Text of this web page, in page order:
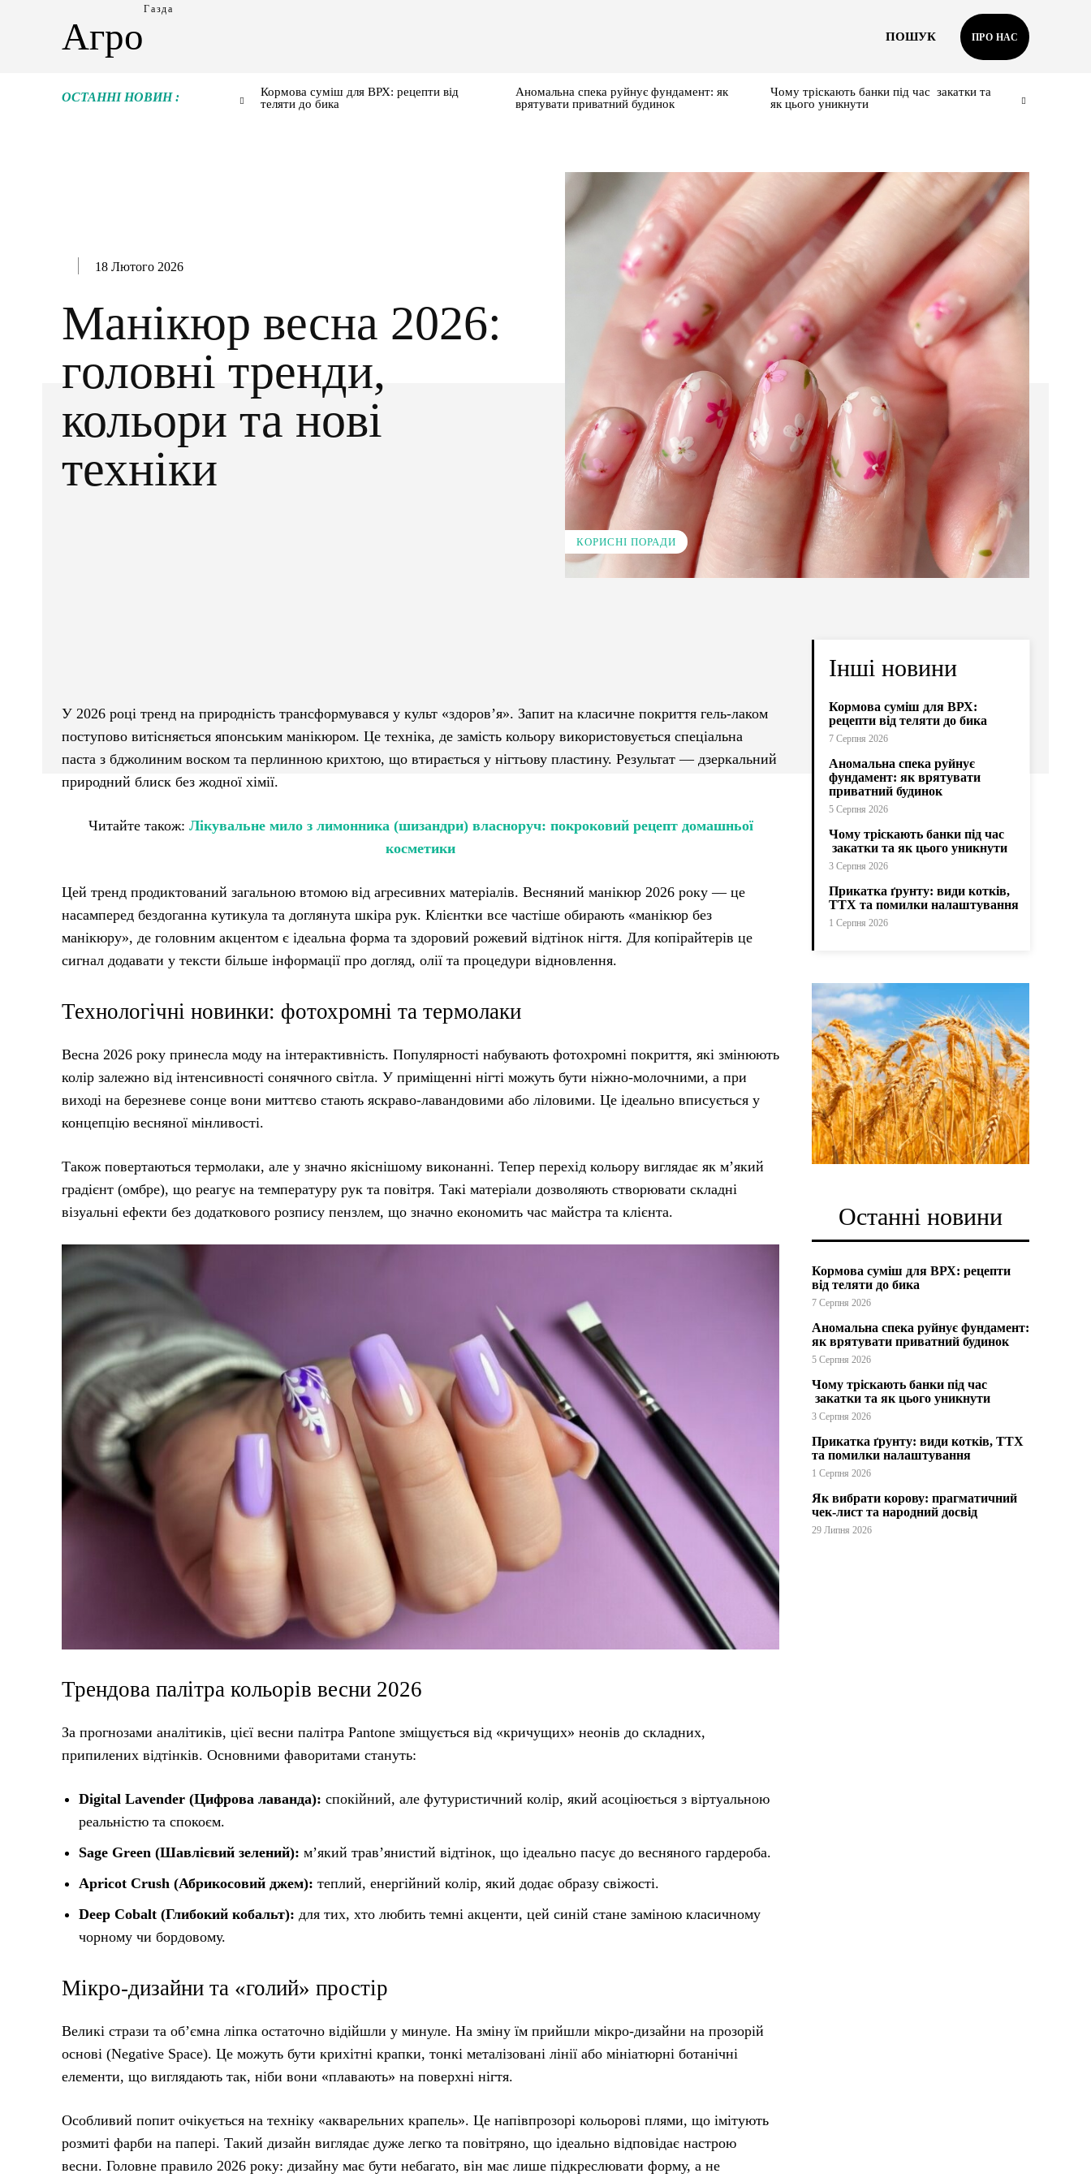
Агро
Газда
ПОШУК ПРО НАС
ОСТАННІ НОВИН :
Кормова суміш для ВРХ: рецепти від
теляти до бика
Аномальна спека руйнує фундамент: як
врятувати приватний будинок
Чому тріскають банки під час закатки та
як цього уникнути
18 Лютого 2026
Манікюр весна 2026:
головні тренди,
кольори та нові
техніки
КОРИСНІ ПОРАДИ
У 2026 році тренд на природність трансформувався у культ «здоров’я». Запит на класичне покриття гель-лаком
поступово витісняється японським манікюром. Це техніка, де замість кольору використовується спеціальна
паста з бджолиним воском та перлинною крихтою, що втирається у нігтьову пластину. Результат — дзеркальний
природний блиск без жодної хімії.
Читайте також: Лікувальне мило з лимонника (шизандри) власноруч: покроковий рецепт домашньої
косметики
Цей тренд продиктований загальною втомою від агресивних матеріалів. Весняний манікюр 2026 року — це
насамперед бездоганна кутикула та доглянута шкіра рук. Клієнтки все частіше обирають «манікюр без
манікюру», де головним акцентом є ідеальна форма та здоровий рожевий відтінок нігтя. Для копірайтерів це
сигнал додавати у тексти більше інформації про догляд, олії та процедури відновлення.
Технологічні новинки: фотохромні та термолаки
Весна 2026 року принесла моду на інтерактивність. Популярності набувають фотохромні покриття, які змінюють
колір залежно від інтенсивності сонячного світла. У приміщенні нігті можуть бути ніжно-молочними, а при
виході на березневе сонце вони миттєво стають яскраво-лавандовими або ліловими. Це ідеально вписується у
концепцію весняної мінливості.
Також повертаються термолаки, але у значно якіснішому виконанні. Тепер перехід кольору виглядає як м’який
градієнт (омбре), що реагує на температуру рук та повітря. Такі матеріали дозволяють створювати складні
візуальні ефекти без додаткового розпису пензлем, що значно економить час майстра та клієнта.
Трендова палітра кольорів весни 2026
За прогнозами аналітиків, цієї весни палітра Pantone зміщується від «кричущих» неонів до складних,
припилених відтінків. Основними фаворитами стануть:
Digital Lavender (Цифрова лаванда): спокійний, але футуристичний колір, який асоціюється з віртуальною
реальністю та спокоєм.
Sage Green (Шавлієвий зелений): м’який трав’янистий відтінок, що ідеально пасує до весняного гардероба.
Apricot Crush (Абрикосовий джем): теплий, енергійний колір, який додає образу свіжості.
Deep Cobalt (Глибокий кобальт): для тих, хто любить темні акценти, цей синій стане заміною класичному
чорному чи бордовому.
Мікро-дизайни та «голий» простір
Великі стрази та об’ємна ліпка остаточно відійшли у минуле. На зміну їм прийшли мікро-дизайни на прозорій
основі (Negative Space). Це можуть бути крихітні крапки, тонкі металізовані лінії або мініатюрні ботанічні
елементи, що виглядають так, ніби вони «плавають» на поверхні нігтя.
Особливий попит очікується на техніку «акварельних крапель». Це напівпрозорі кольорові плями, що імітують
розмиті фарби на папері. Такий дизайн виглядає дуже легко та повітряно, що ідеально відповідає настрою
весни. Головне правило 2026 року: дизайну має бути небагато, він має лише підкреслювати форму, а не
Інші новини
Кормова суміш для ВРХ:
рецепти від теляти до бика
7 Серпня 2026
Аномальна спека руйнує
фундамент: як врятувати
приватний будинок
5 Серпня 2026
Чому тріскають банки під час
закатки та як цього уникнути
3 Серпня 2026
Прикатка ґрунту: види котків,
ТТХ та помилки налаштування
1 Серпня 2026
Останні новини
Кормова суміш для ВРХ: рецепти
від теляти до бика
7 Серпня 2026
Аномальна спека руйнує фундамент:
як врятувати приватний будинок
5 Серпня 2026
Чому тріскають банки під час
закатки та як цього уникнути
3 Серпня 2026
Прикатка ґрунту: види котків, ТТХ
та помилки налаштування
1 Серпня 2026
Як вибрати корову: прагматичний
чек-лист та народний досвід
29 Липня 2026